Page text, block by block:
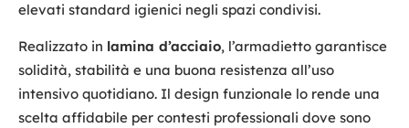
elevati standard igienici negli spazi condivisi.
Realizzato in lamina d’acciaio, l’armadietto garantisce
solidità, stabilità e una buona resistenza all’uso
intensivo quotidiano. Il design funzionale lo rende una
scelta affidabile per contesti professionali dove sono